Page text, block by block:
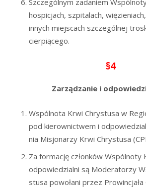
hospi­cjach, szpi­ta­lach,
innych miej­scach szcze­gól­nej
cierpiącego.
§4
Zarzą­dza­nie i
Wspól­no­ta Krwi Chry­stu­sa w
pod kie­row­nic­twem i
nia Misjo­na­rzy Krwi Chry­stu­sa
Za for­ma­cję człon­ków Wspól­no­ty
odpo­wie­dzial­ni są Mode­ra­to­rzy
stu­sa powo­ła­ni przez Pro­win­cja­ła